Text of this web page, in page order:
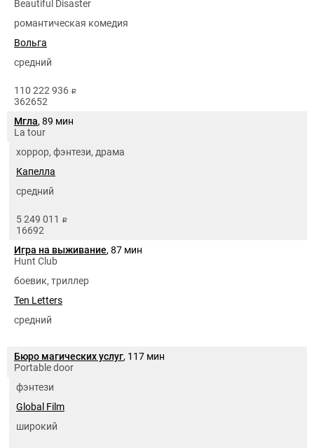
Beautiful Disaster
романтическая комедия
Вольга
средний
110 222 936 руб.
362652
Мгла, 89 мин
La tour
хоррор, фэнтези, драма
Капелла
средний
5 249 011 руб.
16692
Игра на выживание, 87 мин
Hunt Club
боевик, триллер
Ten Letters
средний
Бюро магических услуг, 117 мин
Portable door
фэнтези
Global Film
широкий